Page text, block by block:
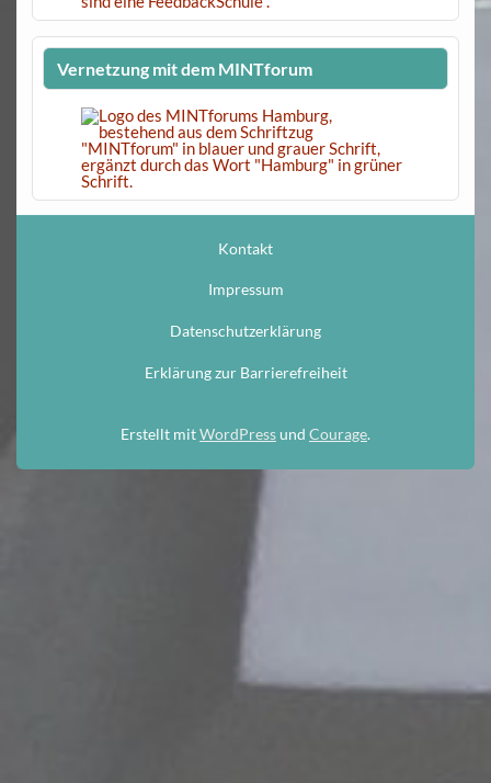
Vernetzung mit dem MINTforum
Kontakt
Impressum
Datenschutzerklärung
Erklärung zur Barrierefreiheit
Erstellt mitWordPressund Courage.